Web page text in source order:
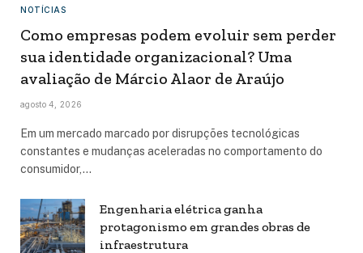
NOTÍCIAS
Como empresas podem evoluir sem perder
sua identidade organizacional? Uma
avaliação de Márcio Alaor de Araújo
agosto 4, 2026
Em um mercado marcado por disrupções tecnológicas
constantes e mudanças aceleradas no comportamento do
consumidor,…
Engenharia elétrica ganha
protagonismo em grandes obras de
infraestrutura